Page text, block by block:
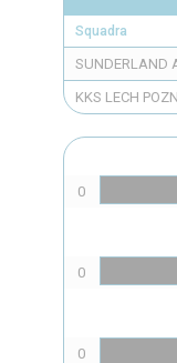
Squadra
SUNDERLAND
KKS LECH
0
0
0